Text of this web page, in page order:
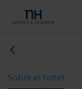
Sobre el hotel